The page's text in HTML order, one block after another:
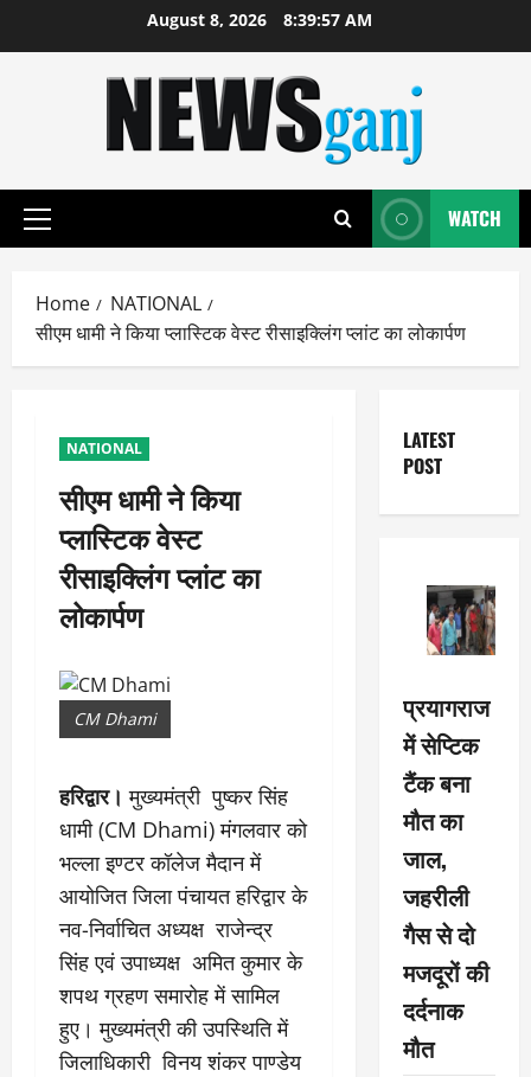
August 8, 2026 8:39:58 AM
Primary
WATCH
Home
NATIONAL
सीएम धामी ने किया प्लास्टिक वेस्ट रीसाइक्लिंग प्लांट का लोकार्पण
NATIONAL
सीएम धामी ने किया
प्लास्टिक वेस्ट
रीसाइक्लिंग प्लांट का
लोकार्पण
CM Dhami
हरिद्वार। मुख्यमंत्री पुष्कर सिंह
धामी (CM Dhami) मंगलवार को
भल्ला इण्टर कॉलेज मैदान में
आयोजित जिला पंचायत हरिद्वार के
नव-निर्वाचित अध्यक्ष राजेन्द्र
सिंह एवं उपाध्यक्ष अमित कुमार के
शपथ ग्रहण समारोह में सामिल
हुए। मुख्यमंत्री की उपस्थिति में
जिलाधिकारी विनय शंकर पाण्डेय
LATEST
POST
प्रयागराज
में सेप्टिक
टैंक बना
मौत का
जाल,
जहरीली
गैस से दो
मजदूरों की
दर्दनाक
मौत